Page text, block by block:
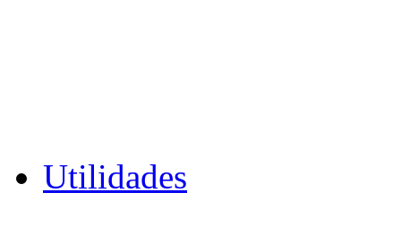
Utilidades